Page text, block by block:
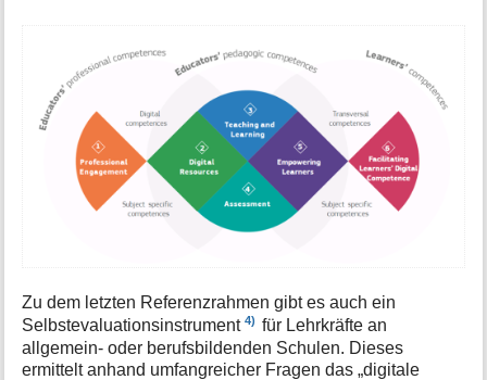
Zu dem letzten Referenzrahmen gibt es auch ein
Selbstevaluationsinstrument4) für Lehrkräfte an
allgemein- oder berufsbildenden Schulen. Dieses
ermittelt anhand umfangreicher Fragen das „digitale